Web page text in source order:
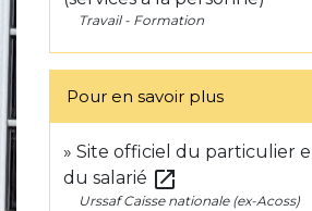
Travail - Formation
Pour en savoir plus
Site officiel du particulier
du salarié open_in_new
Urssaf Caisse nationale (ex-Acoss)